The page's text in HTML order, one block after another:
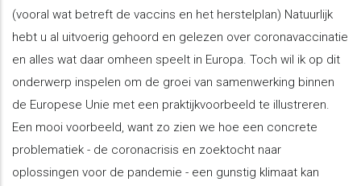
(vooral wat betreft de vaccins en het herstelplan) Natuurlijk
hebt u al uitvoerig gehoord en gelezen over coronavaccinatie
en alles wat daar omheen speelt in Europa. Toch wil ik op dit
onderwerp inspelen om de groei van samenwerking binnen
de Europese Unie met een praktijkvoorbeeld te illustreren.
Een mooi voorbeeld, want zo zien we hoe een concrete
problematiek - de coronacrisis en zoektocht naar
oplossingen voor de pandemie - een gunstig klimaat kan